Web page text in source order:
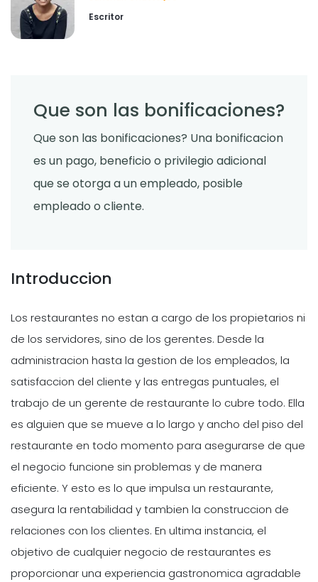
Escritor
Que son las bonificaciones?
Que son las bonificaciones? Una bonificacion
es un pago, beneficio o privilegio adicional
que se otorga a un empleado, posible
empleado o cliente.
Introduccion
Los restaurantes no estan a cargo de los propietarios ni
de los servidores, sino de los gerentes. Desde la
administracion hasta la gestion de los empleados, la
satisfaccion del cliente y las entregas puntuales, el
trabajo de un gerente de restaurante lo cubre todo. Ella
es alguien que se mueve a lo largo y ancho del piso del
restaurante en todo momento para asegurarse de que
el negocio funcione sin problemas y de manera
eficiente. Y esto es lo que impulsa un restaurante,
asegura la rentabilidad y tambien la construccion de
relaciones con los clientes. En ultima instancia, el
objetivo de cualquier negocio de restaurantes es
proporcionar una experiencia gastronomica agradable